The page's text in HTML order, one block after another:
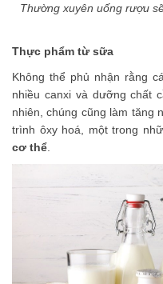
Thường xuyên uống rượu
Thực phẩm từ sữa
Không thể phủ nhận rằng
nhiều canxi và dưỡng chất
nhiên, chúng cũng làm tăng
trình ôxy hoá, một trong
cơ thể